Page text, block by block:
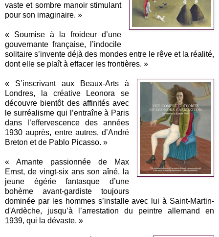
vaste et sombre manoir stimulant
pour son imaginaire. »
« Soumise à la froideur d’une
gouvernante française, l’indocile
solitaire s’invente déjà des mondes entre le rêve et la réalité,
dont elle se plaît à effacer les frontières. »
« S’inscrivant aux Beaux-Arts à
Londres, la créative Leonora se
découvre bientôt des affinités avec
le surréalisme qui l’entraîne à Paris
dans l’effervescence des années
1930 auprès, entre autres, d’André
Breton et de Pablo Picasso. »
« Amante passionnée de Max
Ernst, de vingt-six ans son aîné, la
jeune égérie fantasque d’une
bohème avant-gardiste toujours
dominée par les hommes s’installe avec lui à Saint-Martin-
d'Ardèche, jusqu’à l’arrestation du peintre allemand en
1939, qui la dévaste. »